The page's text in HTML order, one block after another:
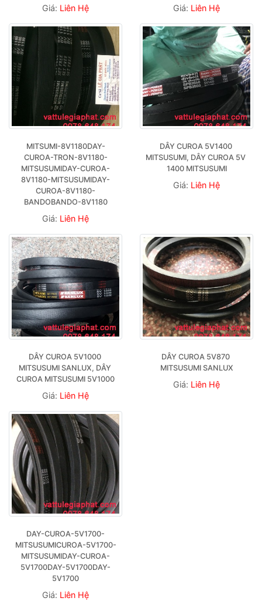
Giá: Liên Hệ Giá: Liên Hệ
MITSUMI-8V1180DAY-
CUROA-TRON-8V1180-
MITSUSUMIDAY-CUROA-
8V1180-MITSUSUMIDAY-
CUROA-8V1180-
BANDOBANDO-8V1180
Giá: Liên Hệ
DÂY CUROA 5V1400
MITSUSUMI, DÂY CUROA 5V
1400 MITSUSUMI
Giá: Liên Hệ
DÂY CUROA 5V1000
MITSUSUMI SANLUX, DÂY
CUROA MITSUSUMI 5V1000
Giá: Liên Hệ
DÂY CUROA 5V870
MITSUSUMI SANLUX
Giá: Liên Hệ
DAY-CUROA-5V1700-
MITSUSUMICUROA-5V1700-
MITSUSUMIDAY-CUROA-
5V1700DAY-5V1700DAY-
5V1700
Giá: Liên Hệ